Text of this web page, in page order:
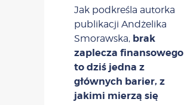
Jak podkreśla autorka
publikacji Andżelika
Smorawska, brak
zaplecza finansowego
to dziś jedna z
głównych barier, z
jakimi mierzą się